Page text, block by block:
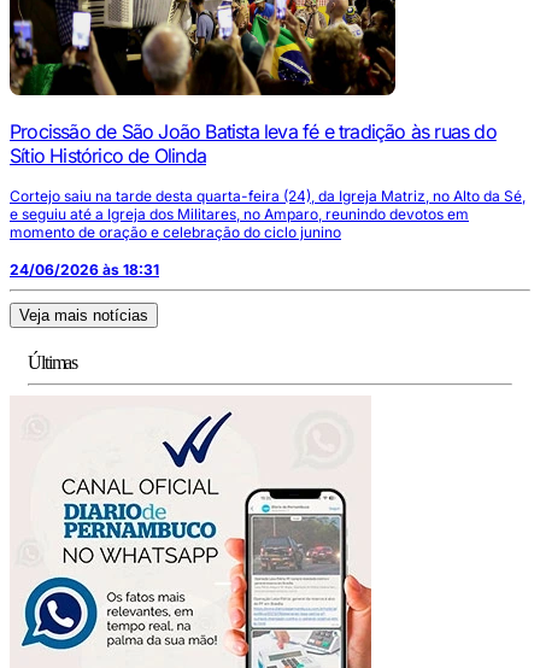
Procissão de São João Batista leva fé e tradição às ruas do
Sítio Histórico de Olinda
Cortejo saiu na tarde desta quarta-feira (24), da Igreja Matriz, no Alto da Sé,
e seguiu até a Igreja dos Militares, no Amparo, reunindo devotos em
momento de oração e celebração do ciclo junino
24/06/2026 às 18:31
Veja mais notícias
Últimas